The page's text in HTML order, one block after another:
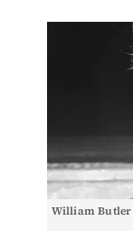
William Butler